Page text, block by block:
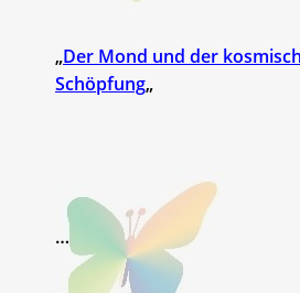
„Der Mond und der
Schöpfung„
…